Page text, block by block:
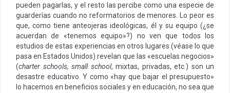
pueden pagarlas, y el resto las percibe como una especie de
guarderías cuando no reformatorios de menores. Lo peor es
que, como tiene anteojeras ideológicas, él y su equipo (¿se
acuerdan de «tenemos equipo»?) no ven que todos los
estudios de estas experiencias en otros lugares (véase lo que
pasa en Estados Unidos) revelan que las «escuelas negocios»
(charter schools, small school, mixtas, privadas, etc.) son un
desastre educativo. Y como «hay que bajar el presupuesto»
lo hacemos en beneficios sociales y en educación, no sea que